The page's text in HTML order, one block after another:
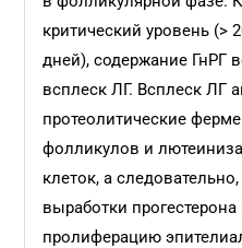
критический уровень (>
дней), содержание ГнРГ
всплеск ЛГ. Всплеск ЛГ
протеолитические
фолликулов и
клеток, а
выработки прогестерона
пролиферацию